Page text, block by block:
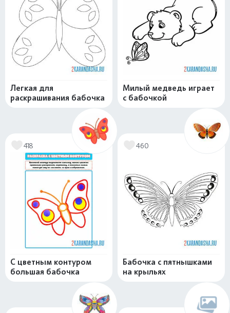
Легкая для
раскрашивания бабочка
Милый медведь играет
с бабочкой
418
С цветным контуром
большая бабочка
460
Бабочка с пятнышками
на крыльях